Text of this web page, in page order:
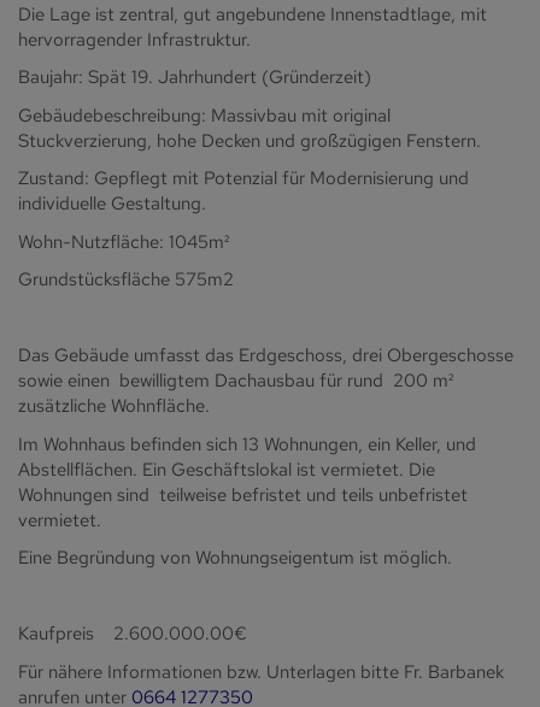
Die Lage ist zentral, gut angebundene Innenstadtlage, mit
hervorragender Infrastruktur.
Baujahr: Spät 19. Jahrhundert (Gründerzeit)
Gebäudebeschreibung: Massivbau mit original
Stuckverzierung, hohe Decken und großzügigen Fenstern.
Zustand: Gepflegt mit Potenzial für Modernisierung und
individuelle Gestaltung.
Wohn-Nutzfläche: 1045m²
Grundstücksfläche 575m2
Das Gebäude umfasst das Erdgeschoss, drei Obergeschosse
sowie einen bewilligtem Dachausbau für rund 200 m²
zusätzliche Wohnfläche.
Im Wohnhaus befinden sich 13 Wohnungen, ein Keller, und
Abstellflächen. Ein Geschäftslokal ist vermietet. Die
Wohnungen sind teilweise befristet und teils unbefristet
vermietet.
Eine Begründung von Wohnungseigentum ist möglich.
Kaufpreis 2.600.000.00€
Für nähere Informationen bzw. Unterlagen bitte Fr. Barbanek
anrufen unter 0664 1277350